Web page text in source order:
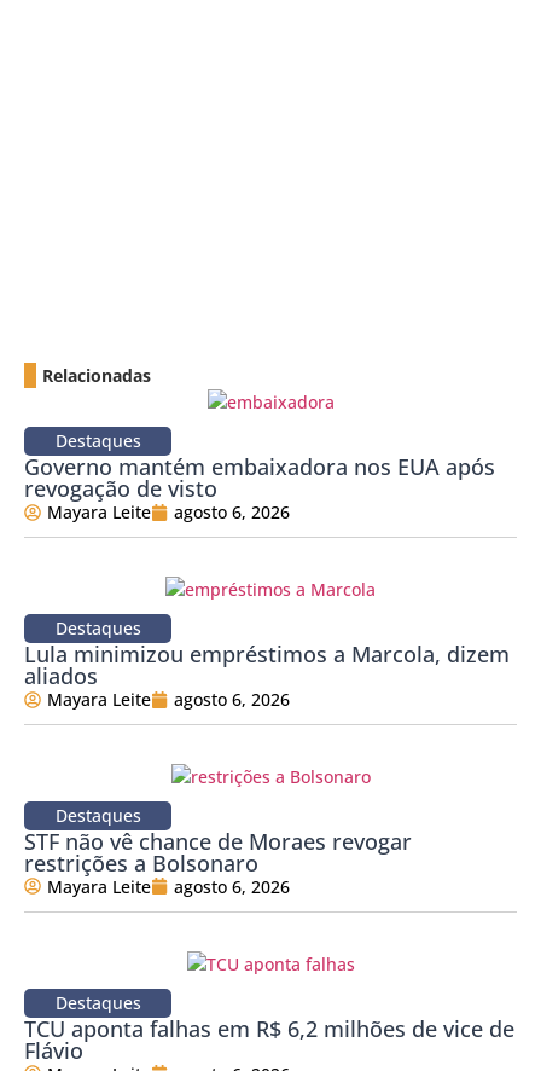
Relacionadas
Destaques
Governo mantém embaixadora nos EUA após
revogação de visto
Mayara Leite agosto 6, 2026
Destaques
Lula minimizou empréstimos a Marcola, dizem
aliados
Mayara Leite agosto 6, 2026
Destaques
STF não vê chance de Moraes revogar
restrições a Bolsonaro
Mayara Leite agosto 6, 2026
Destaques
TCU aponta falhas em R$ 6,2 milhões de vice de
Flávio